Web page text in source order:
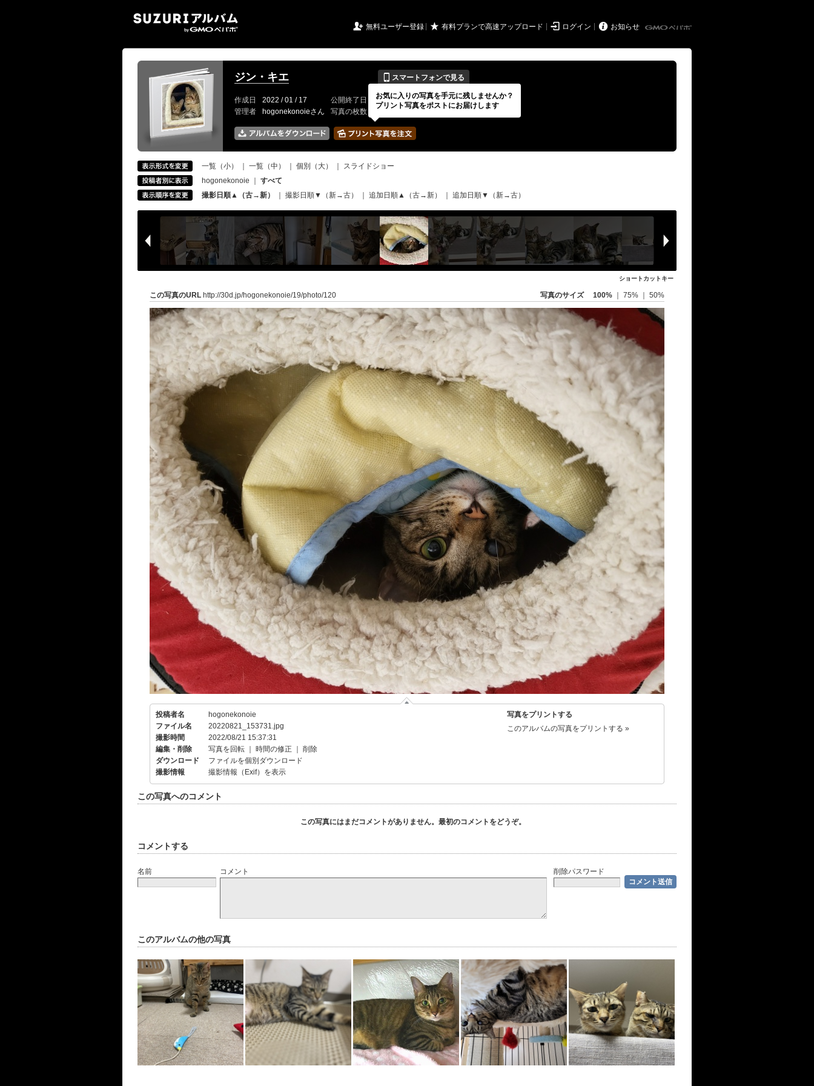
 無料ユーザー登録 ★ 有料プランで高速アップロード  ログイン  お知らせ
ジン・キエ 📱 スマートフォンで見る
作成日 2022 / 01 / 17 公開終了日 無期限 イベントの期間
---
管理者
hogonekonoieさん 写真の枚数 228 / 2000枚
一覧（小） 一覧（中） 個別（大）
スライドショー
hogonekonoie
すべて
撮影日順▲（古→新）
撮影日順▼（新→古） 追加日順▲（古→新） 追加日順▼（新→古）
ショートカットキー
この写真のURL http://30d.jp/hogonekonoie/19/photo/120 写真のサイズ 100% 75% 50%
投稿者名
hogonekonoie
ファイル名
20220821_153731.jpg
撮影時間
2022/08/21 15:37:31
編集・削除
写真を回転 時間の修正
削除
ダウンロード
ファイルを個別ダウンロード
撮影情報
撮影情報（Exif）を表示
写真をプリントする
このアルバムの写真をプリントする »
この写真へのコメント
この写真にはまだコメントがありません。最初のコメントをどうぞ。
コメントする
名前 コメント 削除パスワード
このアルバムの他の写真
お気に入りの写真を手元に残しませんか？
プリント写真をポストにお届けします